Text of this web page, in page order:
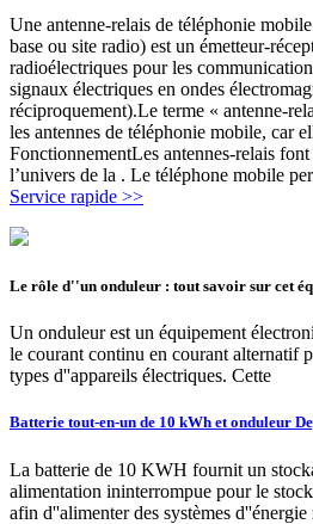
Une antenne-relais de téléphonie
base ou site radio) est un émetteur-
radioélectriques pour les
signaux électriques en ondes
réciproquement).Le terme « antenne-
les antennes de téléphonie mobile, car
FonctionnementLes antennes-relais
l’univers de la . Le téléphone mobile
Service rapide >>
Le rôle d''un onduleur : tout savoir sur cet
Un onduleur est un équipement
le courant continu en courant alternatif
types d''appareils électriques. Cette
Batterie tout-en-un de 10 kWh et onduleur
La batterie de 10 KWH fournit un
alimentation ininterrompue pour le
afin d''alimenter des systèmes